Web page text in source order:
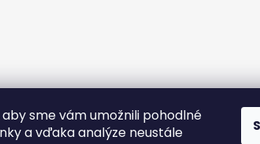
sme vám umožnili pohodlné
a vďaka analýze neustále